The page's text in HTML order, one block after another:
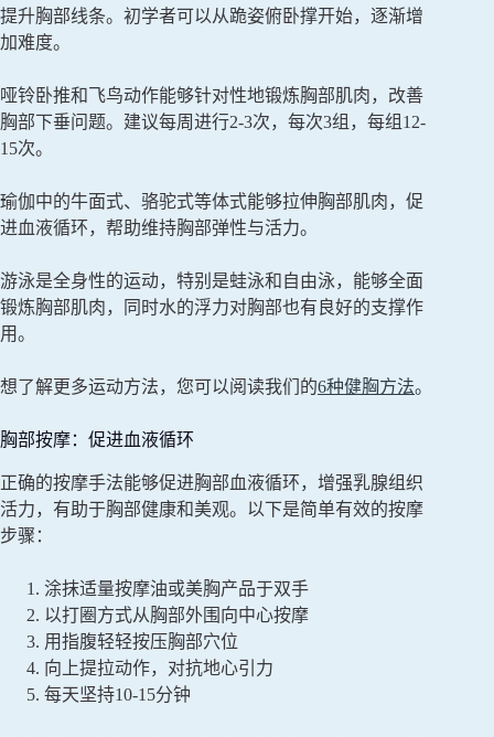
提升胸部线条。初学者可以从跪姿俯卧撑开始，逐渐增
加难度。
哑铃卧推和飞鸟动作能够针对性地锻炼胸部肌肉，改善
胸部下垂问题。建议每周进行2-3次，每次3组，每组12-
15次。
瑜伽中的牛面式、骆驼式等体式能够拉伸胸部肌肉，促
进血液循环，帮助维持胸部弹性与活力。
游泳是全身性的运动，特别是蛙泳和自由泳，能够全面
锻炼胸部肌肉，同时水的浮力对胸部也有良好的支撑作
用。
想了解更多运动方法，您可以阅读我们的6种健胸方法。
胸部按摩：促进血液循环
正确的按摩手法能够促进胸部血液循环，增强乳腺组织
活力，有助于胸部健康和美观。以下是简单有效的按摩
步骤：
涂抹适量按摩油或美胸产品于双手
以打圈方式从胸部外围向中心按摩
用指腹轻轻按压胸部穴位
向上提拉动作，对抗地心引力
每天坚持10-15分钟